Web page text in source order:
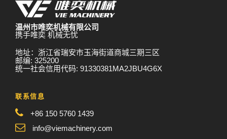
温州市唯奕机械有限公司
携手唯奕 机械无忧
地址：浙江省瑞安市玉海街道商城三期三区
邮编: 325200
统一社会信用代码: 91330381MA2JBU4G6X
联系信息
+86 150 5760 1439
info@viemachinery.com